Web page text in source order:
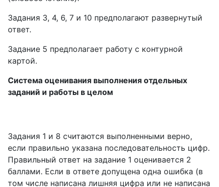
Задания 3, 4, 6, 7 и 10 предполагают развернутый
ответ.
Задание 5 предполагает работу с контурной
картой.
Система оценивания выполнения отдельных
заданий и работы в целом
Задания 1 и 8 считаются выполненными верно,
если правильно указана последовательность цифр.
Правильный ответ на задание 1 оценивается 2
баллами. Если в ответе допущена одна ошибка (в
том числе написана лишняя цифра или не написана